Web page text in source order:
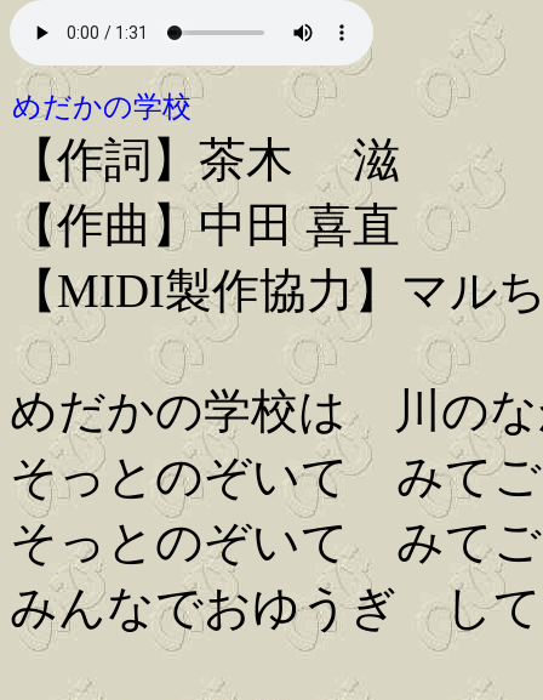
めだかの学校
【作詞】茶木 滋
【作曲】中田 喜直
【MIDI製作協力】マル
めだかの学校は 川の
そっとのぞいて みて
そっとのぞいて みて
みんなでおゆうぎ し